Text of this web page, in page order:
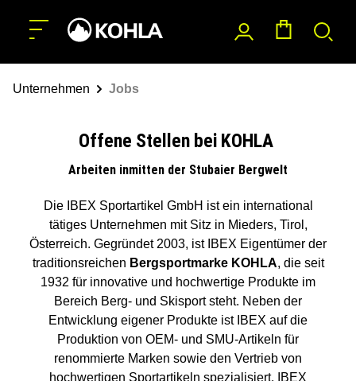
Unternehmen Jobs
Offene Stellen bei KOHLA
Arbeiten inmitten der Stubaier Bergwelt
Die IBEX Sportartikel GmbH ist ein international
tätiges Unternehmen mit Sitz in Mieders, Tirol,
Österreich. Gegründet 2003, ist IBEX Eigentümer der
traditionsreichen Bergsportmarke KOHLA, die seit
1932 für innovative und hochwertige Produkte im
Bereich Berg- und Skisport steht. Neben der
Entwicklung eigener Produkte ist IBEX auf die
Produktion von OEM- und SMU-Artikeln für
renommierte Marken sowie den Vertrieb von
hochwertigen Sportartikeln spezialisiert. IBEX